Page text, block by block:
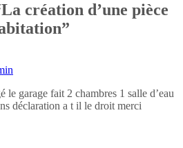
La création d’une pièce
”
le garage fait 2 chambres 1 salle d’eau
déclaration a t il le droit merci